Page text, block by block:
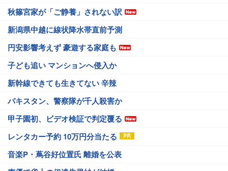
秋篠宮家が「ご静養」されない訳
新潟県中越に線状降水帯直前予測
円安影響考えず 豪遊する家庭も
子ども追い マンションへ侵入か
新幹線できても生きてない 辛辣
パキスタン、警察隊が千人殺害か
甲子園初、ビデオ検証で判定覆る
レンタカー予約 10万円分当たる
音楽P・蔦谷好位置氏 離婚を公表